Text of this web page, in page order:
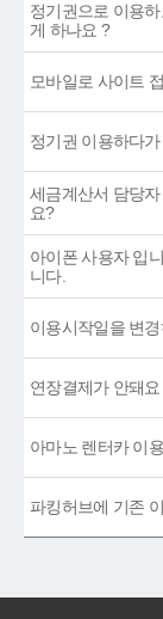
정기권으로 이용
게 하나요 ?
모바일로 사이트
정기권 이용하다
세금계산서 담당
요?
아이폰 사용자 입
니다.
이용시작일을 변
연장결제가 안돼요
아마노 렌터카 이
파킹허브에 기존